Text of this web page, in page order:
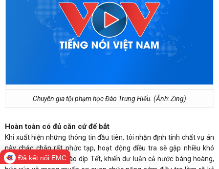
Chuyên gia tội phạm học Đào Trung Hiếu. (Ảnh: Zing)
Hoàn toàn có đủ căn cứ để bắt
Khi xuất hiện những thông tin đầu tiên, tôi nhận định tính chất vụ án
này chắc chắn rất phức tạp, hoạt động điều tra sẽ gặp nhiều khó
khăn. Vụ án xảy ra vào dịp Tết, khiến dư luận cả nước bàng hoàng,
Đã kết nối EMC